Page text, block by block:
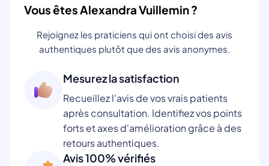
Vous êtes Alexandra Vuillemin ?
Rejoignez les praticiens qui ont choisi des avis
authentiques plutôt que des avis anonymes.
Mesurez la satisfaction
Recueillez l'avis de vos vrais patients
après consultation. Identifiez vos points
forts et axes d'amélioration grâce à des
retours authentiques.
Avis 100% vérifiés